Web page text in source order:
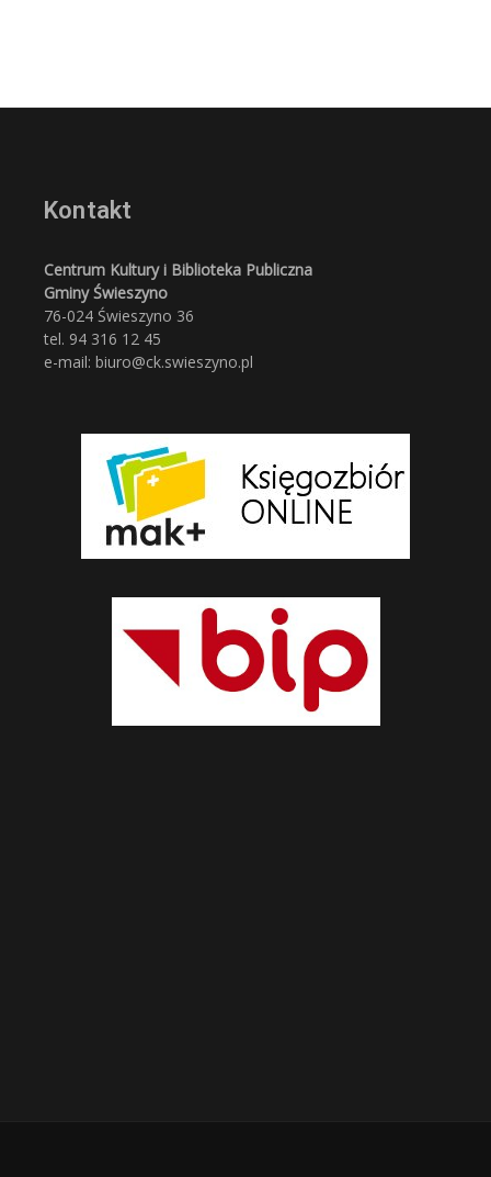
Kontakt
Centrum Kultury i Biblioteka Publiczna
Gminy Świeszyno
76-024 Świeszyno 36
tel. 94 316 12 45
e-mail: biuro@ck.swieszyno.pl